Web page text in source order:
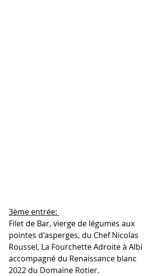
3ème entrée:
Filet de Bar, vierge de légumes aux
pointes d'asperges, du Chef Nicolas
Roussel, La Fourchette Adroite à Albi
accompagné du Renaissance blanc
2022 du Domaine Rotier.